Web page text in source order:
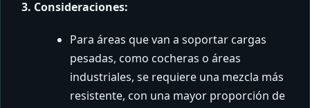
3. Consideraciones:
Para áreas que van a soportar cargas
pesadas, como cocheras o áreas
industriales, se requiere una mezcla más
resistente, con una mayor proporción de